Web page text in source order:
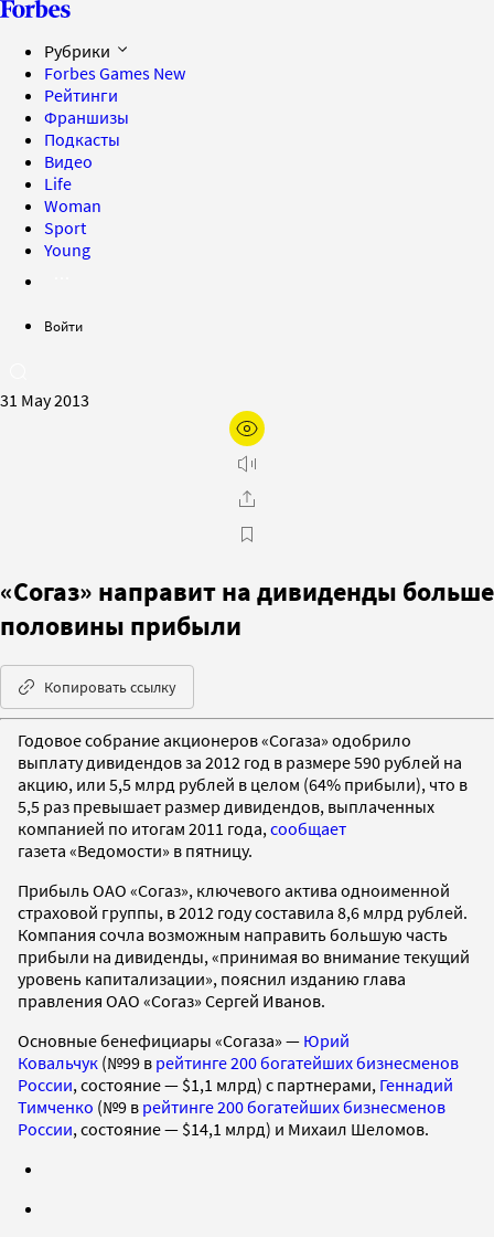
Рубрики
Forbes Games New
Рейтинги
Франшизы
Подкасты
Видео
Life
Woman
Sport
Young
Войти
31 May 2013
«Согаз» направит на дивиденды больше
половины прибыли
Копировать ссылку
Годовое собрание акционеров «Согаза» одобрило
выплату дивидендов за 2012 год в размере 590 рублей на
акцию, или 5,5 млрд рублей в целом (64% прибыли), что в
5,5 раз превышает размер дивидендов, выплаченных
компанией по итогам 2011 года, сообщает
газета «Ведомости» в пятницу.
Прибыль ОАО «Согаз», ключевого актива одноименной
страховой группы, в 2012 году составила 8,6 млрд рублей.
Компания сочла возможным направить большую часть
прибыли на дивиденды, «принимая во внимание текущий
уровень капитализации», пояснил изданию глава
правления ОАО «Согаз» Сергей Иванов.
Основные бенефициары «Согаза» — Юрий
Ковальчук (№99 в рейтинге 200 богатейших бизнесменов
России, состояние — $1,1 млрд) с партнерами, Геннадий
Тимченко (№9 в рейтинге 200 богатейших бизнесменов
России, состояние — $14,1 млрд) и Михаил Шеломов.